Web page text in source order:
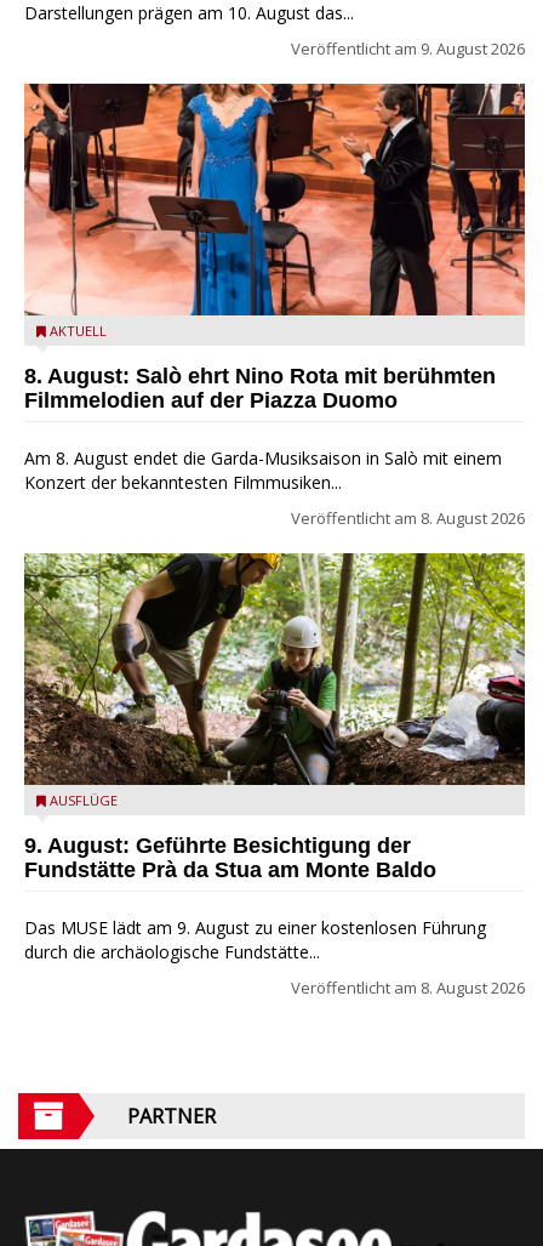
Darstellungen prägen am 10. August das...
Veröffentlicht am 9. August 2026
Estate Musicale del Garda: Salò ehrt Nino Rota
AKTUELL
8. August: Salò ehrt Nino Rota mit berühmten
Filmmelodien auf der Piazza Duomo
Am 8. August endet die Garda-Musiksaison in Salò mit einem
Konzert der bekanntesten Filmmusiken...
Veröffentlicht am 8. August 2026
die archäologische Fundstätte Riparo Prà da Stua am Monte
AUSFLÜGE
9. August: Geführte Besichtigung der
Fundstätte Prà da Stua am Monte Baldo
Das MUSE lädt am 9. August zu einer kostenlosen Führung
durch die archäologische Fundstätte...
Veröffentlicht am 8. August 2026
PARTNER